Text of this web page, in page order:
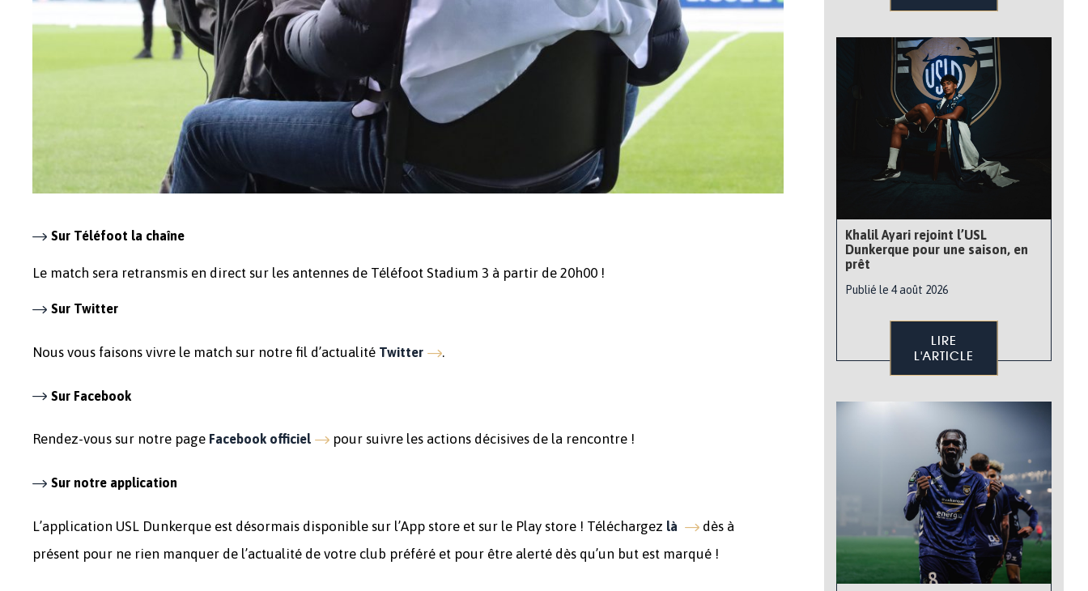
Sur Téléfoot la chaîne
Le match sera retransmis en direct sur les antennes de Téléfoot Stadium 3 à partir de 20h00 !
Sur Twitter
Nous vous faisons vivre le match sur notre fil d’actualité Twitter .
Sur Facebook
Rendez-vous sur notre page Facebook officiel pour suivre les actions décisives de la rencontre !
Sur notre application
L’application USL Dunkerque est désormais disponible sur l’App store et sur le Play store ! Téléchargez là
dès à
présent pour ne rien manquer de l’actualité de votre club préféré et pour être alerté dès qu’un but est marqué !
Khalil Ayari rejoint l’USL
Dunkerque pour une saison, en
prêt
Publié le 4 août 2026
LIRE
L'ARTICLE